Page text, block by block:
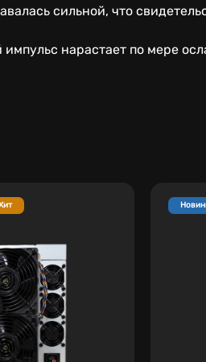
сильной, что
нарастает по мере